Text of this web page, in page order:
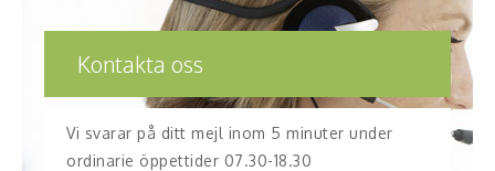
Kontakta oss
Vi svarar på ditt mejl inom 5 minuter under
ordinarie öppettider 07.30-18.30